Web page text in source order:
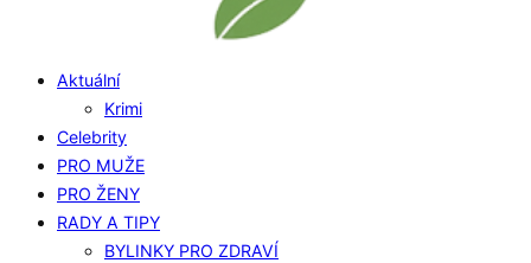
Aktuální
Krimi
Celebrity
PRO MUŽE
PRO ŽENY
RADY A TIPY
BYLINKY PRO ZDRAVÍ